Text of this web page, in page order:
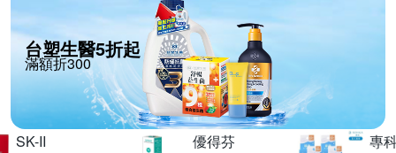
台塑生醫5折起
滿額折300
SK-II
優得芬
專